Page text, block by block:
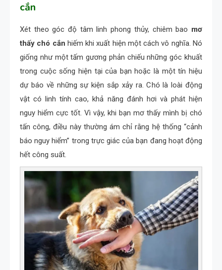
cắn
Xét theo góc độ tâm linh phong thủy, chiêm bao mơ
thấy chó cắn hiếm khi xuất hiện một cách vô nghĩa. Nó
giống như một tấm gương phản chiếu những góc khuất
trong cuộc sống hiện tại của bạn hoặc là một tín hiệu
dự báo về những sự kiện sắp xảy ra. Chó là loài động
vật có linh tính cao, khả năng đánh hơi và phát hiện
nguy hiểm cực tốt. Vì vậy, khi bạn mơ thấy mình bị chó
tấn công, điều này thường ám chỉ rằng hệ thống “cảnh
báo nguy hiểm” trong trực giác của bạn đang hoạt động
hết công suất.